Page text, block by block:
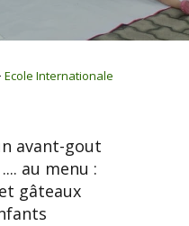
Ecole Internationale
avant-gout
au menu :
gâteaux